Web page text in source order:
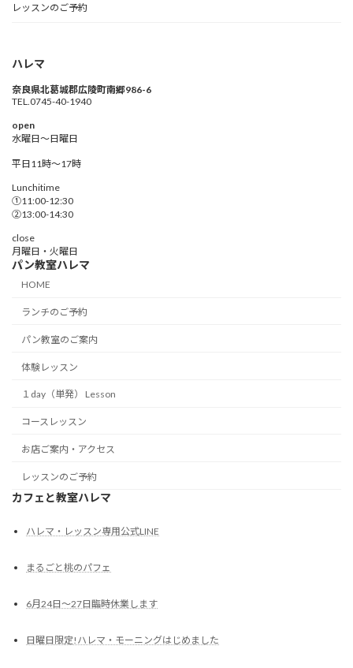
レッスンのご予約
ハレマ
奈良県北葛城郡広陵町南郷986-6
TEL.0745-40-1940
open
水曜日～日曜日
平日11時〜17時
Lunchitime
①11:00-12:30
②13:00-14:30
close
月曜日・火曜日
パン教室ハレマ
HOME
ランチのご予約
パン教室のご案内
体験レッスン
１day（単発） Lesson
コースレッスン
お店ご案内・アクセス
レッスンのご予約
カフェと教室ハレマ
ハレマ・レッスン専用公式LINE
まるごと桃のパフェ
6月24日～27日臨時休業します
日曜日限定!ハレマ・モーニングはじめました